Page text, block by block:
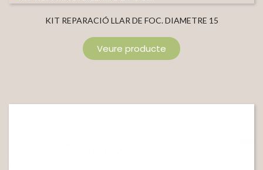
KIT REPARACIÓ LLAR DE FOC. DIAMETRE 15
Veure producte